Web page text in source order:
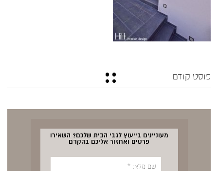
פוסט קודם
מעוניינים בייעוץ לגבי הבית שלכם? השאירו
פרטים ואחזור אליכם בהקדם